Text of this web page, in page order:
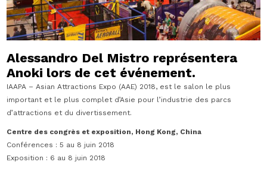
Alessandro Del Mistro représentera
Anoki lors de cet événement.
IAAPA – Asian Attractions Expo (AAE) 2018, est le salon le plus
important et le plus complet d’Asie pour l’industrie des parcs
d’attractions et du divertissement.
Centre des congrès et exposition, Hong Kong, China
Conférences : 5 au 8 juin 2018
Exposition : 6 au 8 juin 2018